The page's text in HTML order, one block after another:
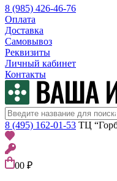
8 (985) 426-46-76
Оплата
Доставка
Самовывоз
Реквизиты
Личный кабинет
Контакты
8 (495) 162-01-53 ТЦ
00 ₽